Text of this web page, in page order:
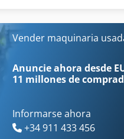
Cnc
Vender maquinaria
Anuncie ahora desde
11 millones de
Informarse ahora
+34 911 433 456